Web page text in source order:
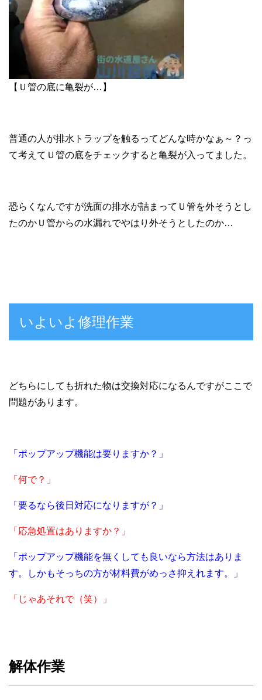
【Ｕ管の底に亀裂が…】
普通の人が排水トラップを触るってどんな時かなぁ～？っ
て考えてＵ管の底をチェックすると亀裂が入ってました。
恐らくなんですが洗面の排水が詰まってＵ管を外そうとし
たのかＵ管からの水漏れでやはり外そうとしたのか…
いよいよ修理作業
どちらにしても折れた物は交換対応になるんですがここで
問題があります。
「ポップアップ機能は要りますか？」
「何で？」
「要るなら後日対応になりますが？」
「応急処置はありますか？」
「ポップアップ機能を無くしても良いなら方法はありま
す。しかもそっちの方が材料費がめっさ抑えれます。」
「じゃあそれで（笑）」
解体作業